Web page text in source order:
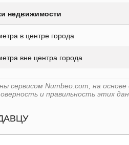
недвижимости
в центре города
вне центра города
сервисом Numbeo.com, на
и правильность этих